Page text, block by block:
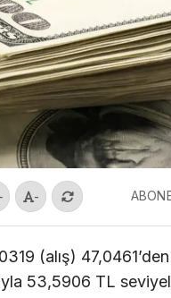
-
(alış)
53,5906 TL